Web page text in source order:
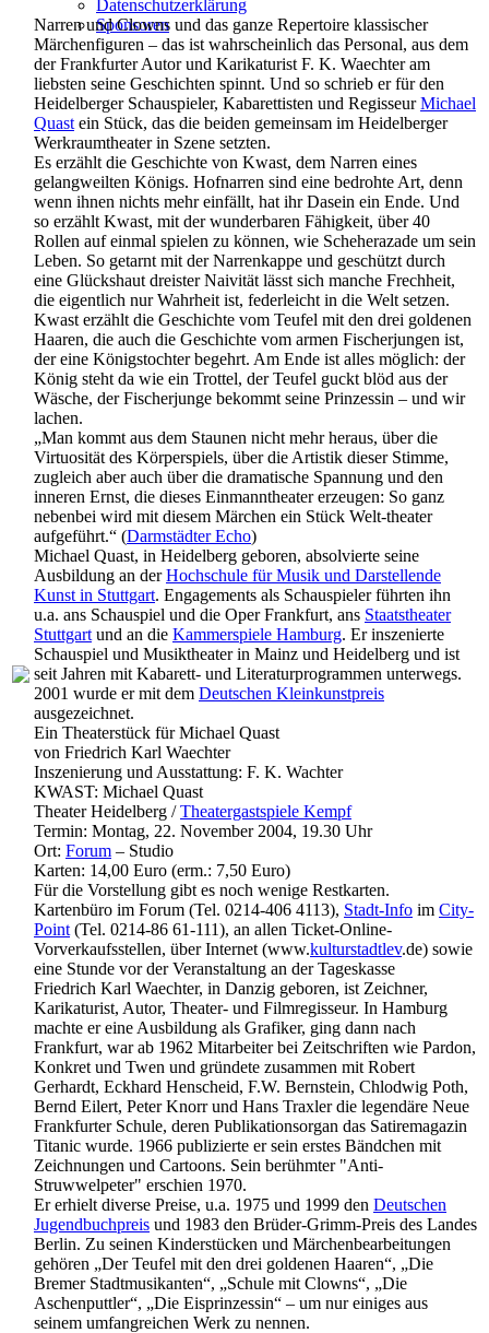
Datenschutzerklärung
Sponsoren
Narren und Clowns und das ganze Repertoire klassischer
Märchenfiguren – das ist wahrscheinlich das Personal, aus dem
der Frankfurter Autor und Karikaturist F. K. Waechter am
liebsten seine Geschichten spinnt. Und so schrieb er für den
Heidelberger Schauspieler, Kabarettisten und RegisseurMichael
Quast ein Stück, das die beiden gemeinsam im Heidelberger
Werkraumtheater in Szene setzten.
Es erzählt die Geschichte von Kwast, dem Narren eines
gelangweilten Königs. Hofnarren sind eine bedrohte Art, denn
wenn ihnen nichts mehr einfällt, hat ihr Dasein ein Ende. Und
so erzählt Kwast, mit der wunderbaren Fähigkeit, über 40
Rollen auf einmal spielen zu können, wie Scheherazade um sein
Leben. So getarnt mit der Narrenkappe und geschützt durch
eine Glückshaut dreister Naivität lässt sich manche Frechheit,
die eigentlich nur Wahrheit ist, federleicht in die Welt setzen.
Kwast erzählt die Geschichte vom Teufel mit den drei goldenen
Haaren, die auch die Geschichte vom armen Fischerjungen ist,
der eine Königstochter begehrt. Am Ende ist alles möglich: der
König steht da wie ein Trottel, der Teufel guckt blöd aus der
Wäsche, der Fischerjunge bekommt seine Prinzessin – und wir
lachen.
„Man kommt aus dem Staunen nicht mehr heraus, über die
Virtuosität des Körperspiels, über die Artistik dieser Stimme,
zugleich aber auch über die dramatische Spannung und den
inneren Ernst, die dieses Einmanntheater erzeugen: So ganz
nebenbei wird mit diesem Märchen ein Stück Welt-theater
aufgeführt.“ (Darmstädter Echo)
Michael Quast, in Heidelberg geboren, absolvierte seine
Ausbildung an derHochschule für Musik und Darstellende
Kunst in Stuttgart. Engagements als Schauspieler führten ihn
u.a. ans Schauspiel und die Oper Frankfurt, ans Staatstheater
Stuttgart und an die Kammerspiele Hamburg. Er inszenierte
Schauspiel und Musiktheater in Mainz und Heidelberg und ist
seit Jahren mit Kabarett- und Literaturprogrammen unterwegs.
2001 wurde er mit dem Deutschen Kleinkunstpreis
ausgezeichnet.
Ein Theaterstück für Michael Quast
von Friedrich Karl Waechter
Inszenierung und Ausstattung: F. K. Wachter
KWAST: Michael Quast
Theater Heidelberg /Theatergastspiele Kempf
Termin: Montag, 22. November 2004, 19.30 Uhr
Ort: Forum – Studio
Karten: 14,00 Euro (erm.: 7,50 Euro)
Für die Vorstellung gibt es noch wenige Restkarten.
Kartenbüro im Forum (Tel. 0214-406 4113), Stadt-Info im City-
Point (Tel. 0214-86 61-111), an allen Ticket-Online-
Vorverkaufsstellen, über Internet (www.kulturstadtlev.de) sowie
eine Stunde vor der Veranstaltung an der Tageskasse
Friedrich Karl Waechter, in Danzig geboren, ist Zeichner,
Karikaturist, Autor, Theater- und Filmregisseur. In Hamburg
machte er eine Ausbildung als Grafiker, ging dann nach
Frankfurt, war ab 1962 Mitarbeiter bei Zeitschriften wie Pardon,
Konkret und Twen und gründete zusammen mit Robert
Gerhardt, Eckhard Henscheid, F.W. Bernstein, Chlodwig Poth,
Bernd Eilert, Peter Knorr und Hans Traxler die legendäre Neue
Frankfurter Schule, deren Publikationsorgan das Satiremagazin
Titanic wurde. 1966 publizierte er sein erstes Bändchen mit
Zeichnungen und Cartoons. Sein berühmter "Anti-
Struwwelpeter" erschien 1970.
Er erhielt diverse Preise, u.a. 1975 und 1999 den Deutschen
Jugendbuchpreis und 1983 den Brüder-Grimm-Preis des Landes
Berlin. Zu seinen Kinderstücken und Märchenbearbeitungen
gehören „Der Teufel mit den drei goldenen Haaren“, „Die
Bremer Stadtmusikanten“, „Schule mit Clowns“, „Die
Aschenputtler“, „Die Eisprinzessin“ – um nur einiges aus
seinem umfangreichen Werk zu nennen.